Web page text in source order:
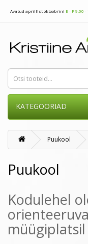
Avatud aprillist oktoobrini E - P 9.00 -
KATEGOORIAD
Puukool
Puukool
Kodulehel